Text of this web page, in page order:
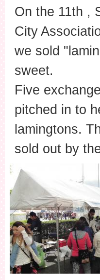
On the 11th ,
City
we sold
sweet.
Five
pitched in to
lamingtons.
sold out by